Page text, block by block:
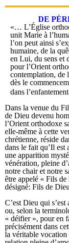
DE
«… L’Église
unit Marie à
l’on peut ainsi
humaine, de la
en Lui, du sens et
pour l’Orient
contemplation, de
dès le
dans
Dans la venue du
de Dieu devenu
l’Orient orthodoxe
elle-même à cette
chrétienne, réside
dans le fait qu’Il est
une apparition
vénération, pleine
notre chair et notre
être appelé « Fils
désigné: Fils de
C’est Dieu qui
ou, selon la
« déifier », pour en
précisément dans
la véritable vocation